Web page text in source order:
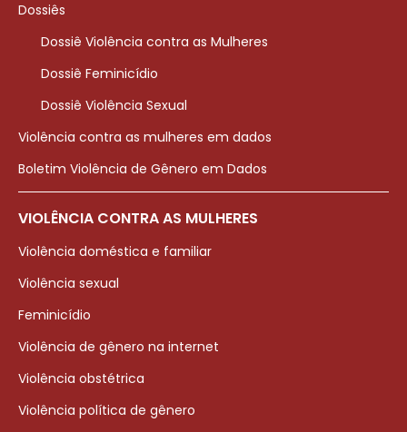
Dossiês
Dossiê Violência contra as Mulheres
Dossiê Feminicídio
Dossiê Violência Sexual
Violência contra as mulheres em dados
Boletim Violência de Gênero em Dados
VIOLÊNCIA CONTRA AS MULHERES
Violência doméstica e familiar
Violência sexual
Feminicídio
Violência de gênero na internet
Violência obstétrica
Violência política de gênero